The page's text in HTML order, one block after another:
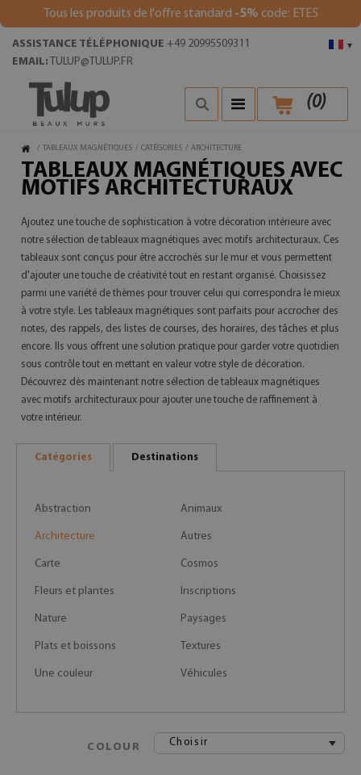
Tous les produits de l'offre standard -5% code: ETE5
▾
ASSISTANCE TÉLÉPHONIQUE +49 20995509311
EMAIL: TULUP@TULUP.FR
(0)
/ TABLEAUX MAGNÉTIQUES / CATÉGORIES / ARCHITECTURE
TABLEAUX MAGNÉTIQUES AVEC
MOTIFS ARCHITECTURAUX
Ajoutez une touche de sophistication à votre décoration intérieure avec
notre sélection de tableaux magnétiques avec motifs architecturaux. Ces
tableaux sont conçus pour être accrochés sur le mur et vous permettent
d'ajouter une touche de créativité tout en restant organisé. Choisissez
parmi une variété de thèmes pour trouver celui qui correspondra le mieux
à votre style. Les tableaux magnétiques sont parfaits pour accrocher des
notes, des rappels, des listes de courses, des horaires, des tâches et plus
encore. Ils vous offrent une solution pratique pour garder votre quotidien
sous contrôle tout en mettant en valeur votre style de décoration.
Découvrez dès maintenant notre sélection de tableaux magnétiques
avec motifs architecturaux pour ajouter une touche de raffinement à
votre intérieur.
Catégories Destinations
Abstraction Animaux
Architecture Autres
Carte Cosmos
Fleurs et plantes Inscriptions
Nature Paysages
Plats et boissons Textures
Une couleur Véhicules
COLOUR Choisir